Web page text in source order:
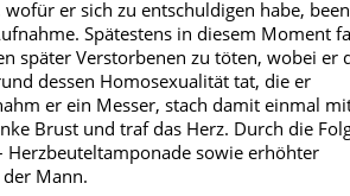
wofür er sich zu entschuldigen habe,
Spätestens in diesem Moment
später Verstorbenen zu töten, wobei er
dessen Homosexualität tat, die er
er ein Messer, stach damit einmal
Brust und traf das Herz. Durch die
Herzbeuteltamponade sowie erhöhter
Mann.